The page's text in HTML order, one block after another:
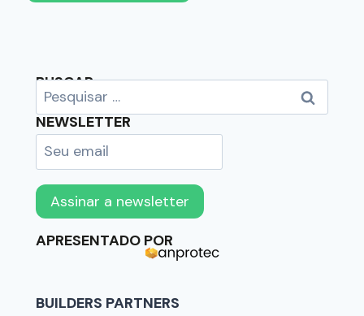
BUSCAR
NEWSLETTER
APRESENTADO POR
BUILDERS PARTNERS